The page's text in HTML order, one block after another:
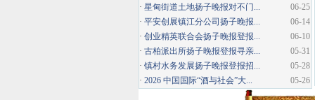
06-25
· 星甸街道土地扬子晚报对不门...
06-14
· 平安创展镇江分公司扬子晚报...
06-10
· 创业精英联合会扬子晚报登报...
05-31
· 古柏派出所扬子晚报登报寻亲...
05-28
· 镇村水务发展扬子晚报登报招...
05-26
· 2026 中国国际“酒与社会”大...